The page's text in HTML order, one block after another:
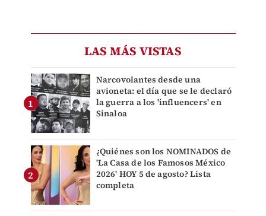
LAS MÁS VISTAS
Narcovolantes desde una
avioneta: el día que se le declaró
la guerra a los 'influencers' en
Sinaloa
¿Quiénes son los NOMINADOS de
'La Casa de los Famosos México
2026' HOY 5 de agosto? Lista
completa